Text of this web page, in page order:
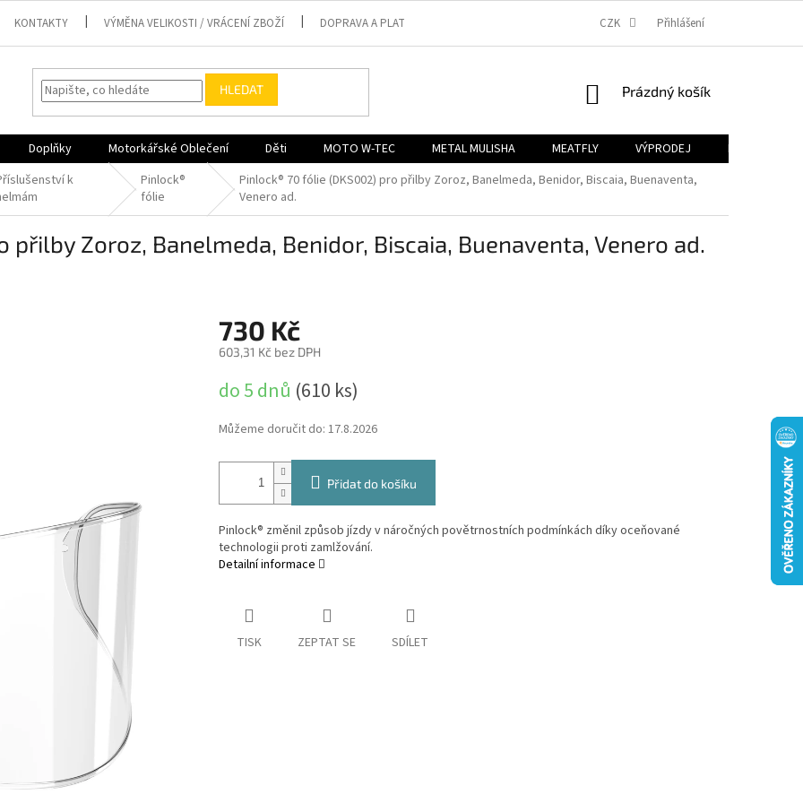
KONTAKTY VÝMĚNA VELIKOSTI / VRÁCENÍ ZBOŽÍ DOPRAVA A PLATBA PODMÍNKY OCHRANY OSOBNÍCH ÚDAJŮ
CZK Přihlášení
HLEDAT
NÁKUPNÍ
Prázdný košík
Doplňky Motorkářské Oblečení Děti MOTO W-TEC METAL MULISHA MEATFLY VÝPRODEJ B2B
k
Pinlock®
fólie
Pinlock® 70 fólie (DKS002) pro přilby Zoroz, Banelmeda, Benidor, Biscaia, Buenaventa,
Venero ad.
přilby Zoroz, Banelmeda, Benidor, Biscaia, Buenaventa, Venero ad.
730 Kč
603,31 Kč bez DPH
cena:
do 5 dnů (610 ks)
Můžeme doručit do: 17.8.2026
Přidat do košíku
Pinlock® změnil způsob jízdy v náročných povětrnostních podmínkách díky oceňované
technologii proti zamlžování.
Detailní informace
TISK ZEPTAT SE SDÍLET